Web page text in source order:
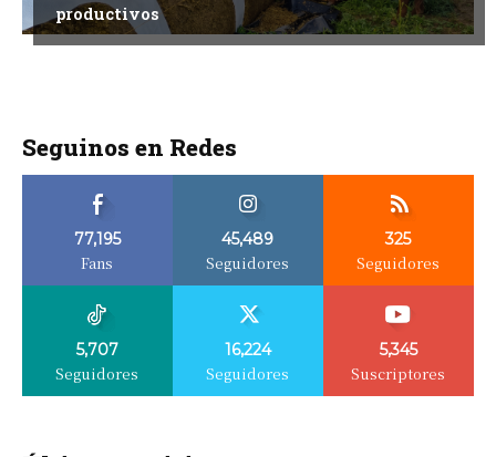
productivos
Seguinos en Redes
77,195
Fans
45,489
Seguidores
325
Seguidores
5,707
Seguidores
16,224
Seguidores
5,345
Suscriptores